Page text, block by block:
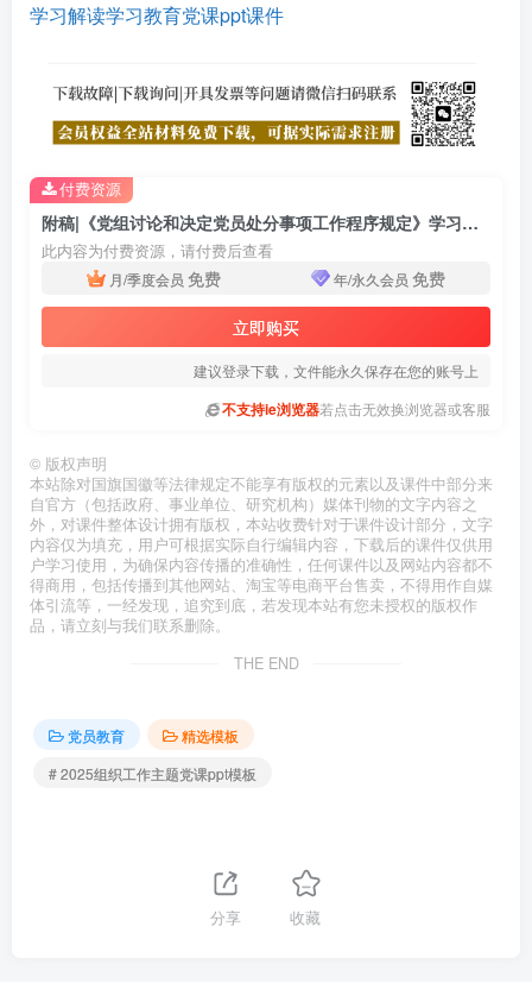
学习解读学习教育党课ppt课件
附稿|《党组讨论和决定党员处分事项工作程序规定》学习解读ppt课件
此内容为付费资源，请付费后查看
月/季度会员 免费 年/永久会员 免费
立即购买
建议登录下载，文件能永久保存在您的账号上
不支持ie浏览器若点击无效换浏览器或客服
付费资源
© 版权声明
本站除对国旗国徽等法律规定不能享有版权的元素以及课件中部分来
自官方（包括政府、事业单位、研究机构）媒体刊物的文字内容之
外，对课件整体设计拥有版权，本站收费针对于课件设计部分，文字
内容仅为填充，用户可根据实际自行编辑内容，下载后的课件仅供用
户学习使用，为确保内容传播的准确性，任何课件以及网站内容都不
得商用，包括传播到其他网站、淘宝等电商平台售卖，不得用作自媒
体引流等，一经发现，追究到底，若发现本站有您未授权的版权作
品，请立刻与我们联系删除。
THE END
党员教育
精选模板
# 2025组织工作主题党课ppt模板
分享 收藏